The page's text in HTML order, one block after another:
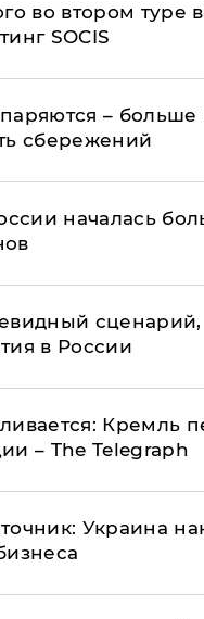
во втором туре
SOCIS
–
сбережений
началась
в России
Кремль
– The Telegraph
Украина